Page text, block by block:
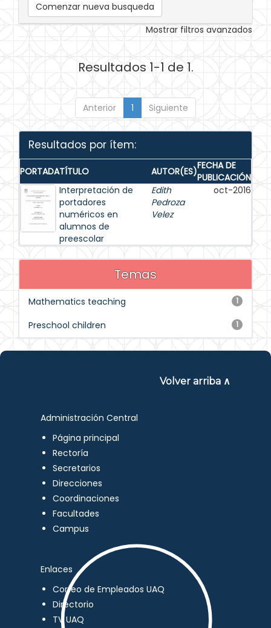
Comenzar nueva busqueda
Mostrar filtros avanzados
Resultados 1-1 de 1.
Anterior 1 Siguiente
Resultados por ítem:
PORTADATÍTULO AUTOR(ES)FECHA DE
PUBLICACIÓN
Interpretación de
portadores
numéricos en
alumnos de
preescolar
Edith
Pedroza
Velez
oct-2016
Temas
1
Mathematics teaching
1
Preschool children
Volver arriba ∧
Administración Central
Página principal
Rectoría
Secretarios
Direcciones
Coordinaciones
Facultades
Campus
Enlaces
Correo de Empleados UAQ
Directorio
TV UAQ